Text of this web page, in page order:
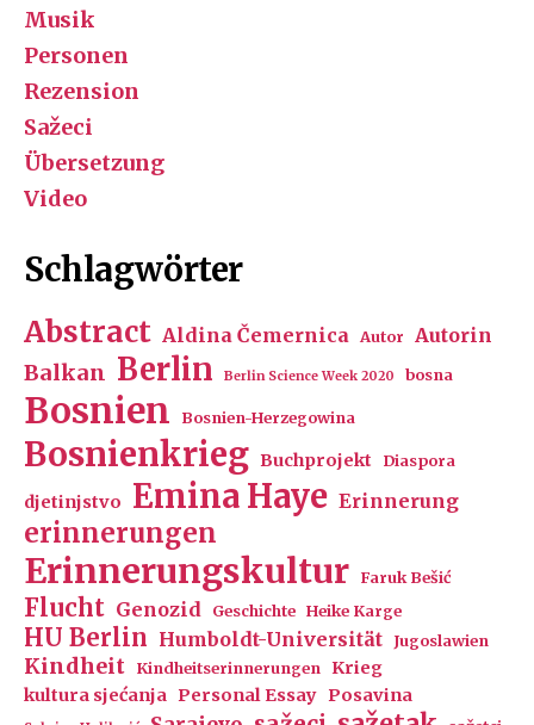
Musik
Personen
Rezension
Sažeci
Übersetzung
Video
Schlagwörter
Abstract Aldina Čemernica Autor Autorin
Balkan Berlin Berlin Science Week 2020 bosna
Bosnien Bosnien-Herzegowina
Bosnienkrieg Buchprojekt Diaspora
djetinjstvo Emina Haye Erinnerung
erinnerungen
Erinnerungskultur Faruk Bešić
Flucht Genozid Geschichte Heike Karge
HU Berlin Humboldt-Universität Jugoslawien
Kindheit Kindheitserinnerungen
Krieg
kultura sjećanja Personal Essay Posavina